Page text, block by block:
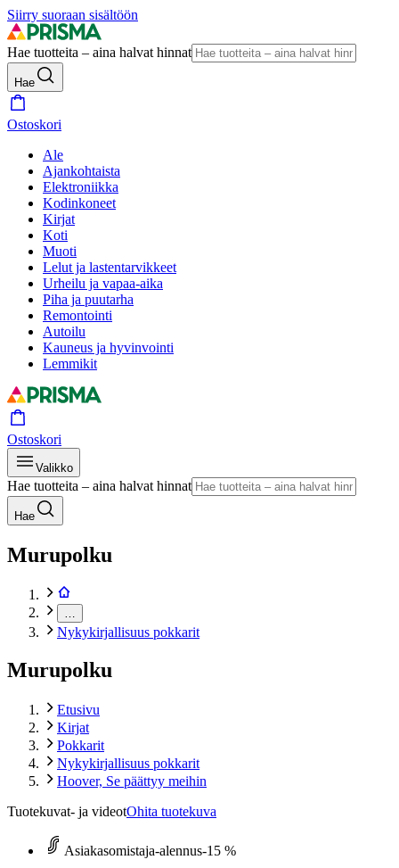
Siirry suoraan sisältöön
Hae tuotteita – aina halvat hinnat
Hae
Ostoskori
Ale
Ajankohtaista
Elektroniikka
Kodinkoneet
Kirjat
Koti
Muoti
Lelut ja lastentarvikkeet
Urheilu ja vapaa-aika
Piha ja puutarha
Remontointi
Autoilu
Kauneus ja hyvinvointi
Lemmikit
Ostoskori
Valikko
Hae tuotteita – aina halvat hinnat
Hae
Murupolku
Nykykirjallisuus pokkarit
Murupolku
Etusivu
Kirjat
Pokkarit
Nykykirjallisuus pokkarit
Hoover, Se päättyy meihin
Tuotekuvat- ja videotOhita tuotekuva
Asiakasomistaja-alennus-15 %